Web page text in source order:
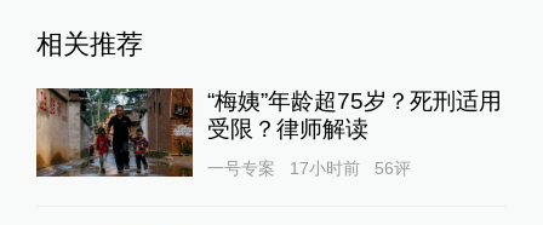
相关推荐
“梅姨”年龄超75岁？死刑适用
受限？律师解读
一号专案 17小时前 56评